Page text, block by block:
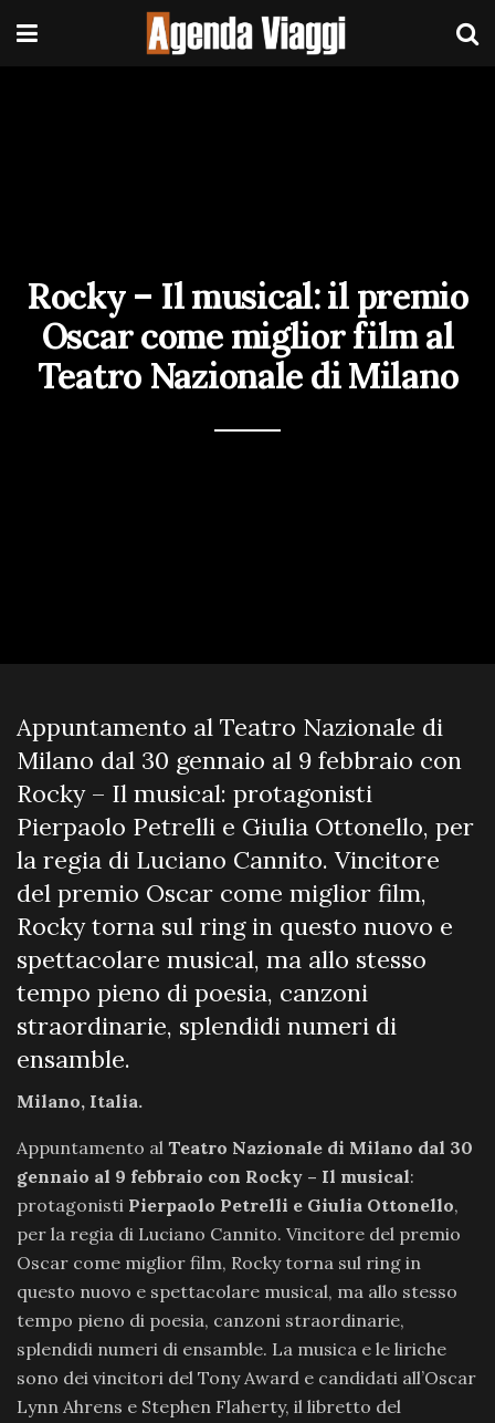
Rocky – Il musical: il premio
Oscar come miglior film al
Teatro Nazionale di Milano
Appuntamento al Teatro Nazionale di
Milano dal 30 gennaio al 9 febbraio con
Rocky – Il musical: protagonisti
Pierpaolo Petrelli e Giulia Ottonello, per
la regia di Luciano Cannito. Vincitore
del premio Oscar come miglior film,
Rocky torna sul ring in questo nuovo e
spettacolare musical, ma allo stesso
tempo pieno di poesia, canzoni
straordinarie, splendidi numeri di
ensamble.
Milano, Italia.
Appuntamento al Teatro Nazionale di Milano dal 30
gennaio al 9 febbraio con Rocky – Il musical:
protagonisti Pierpaolo Petrelli e Giulia Ottonello,
per la regia di Luciano Cannito. Vincitore del premio
Oscar come miglior film, Rocky torna sul ring in
questo nuovo e spettacolare musical, ma allo stesso
tempo pieno di poesia, canzoni straordinarie,
splendidi numeri di ensamble. La musica e le liriche
sono dei vincitori del Tony Award e candidati all’Oscar
Lynn Ahrens e Stephen Flaherty, il libretto del